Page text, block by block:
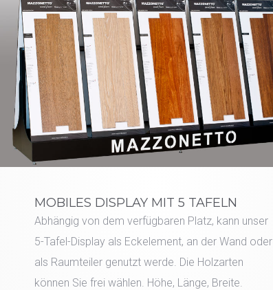
MOBILES DISPLAY MIT 5 TAFELN
Abhängig von dem verfügbaren Platz, kann unser
5-Tafel-Display als Eckelement, an der Wand oder
als Raumteiler genutzt werde. Die Holzarten
können Sie frei wählen. Höhe, Länge, Breite.